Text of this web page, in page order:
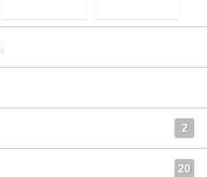
2
20